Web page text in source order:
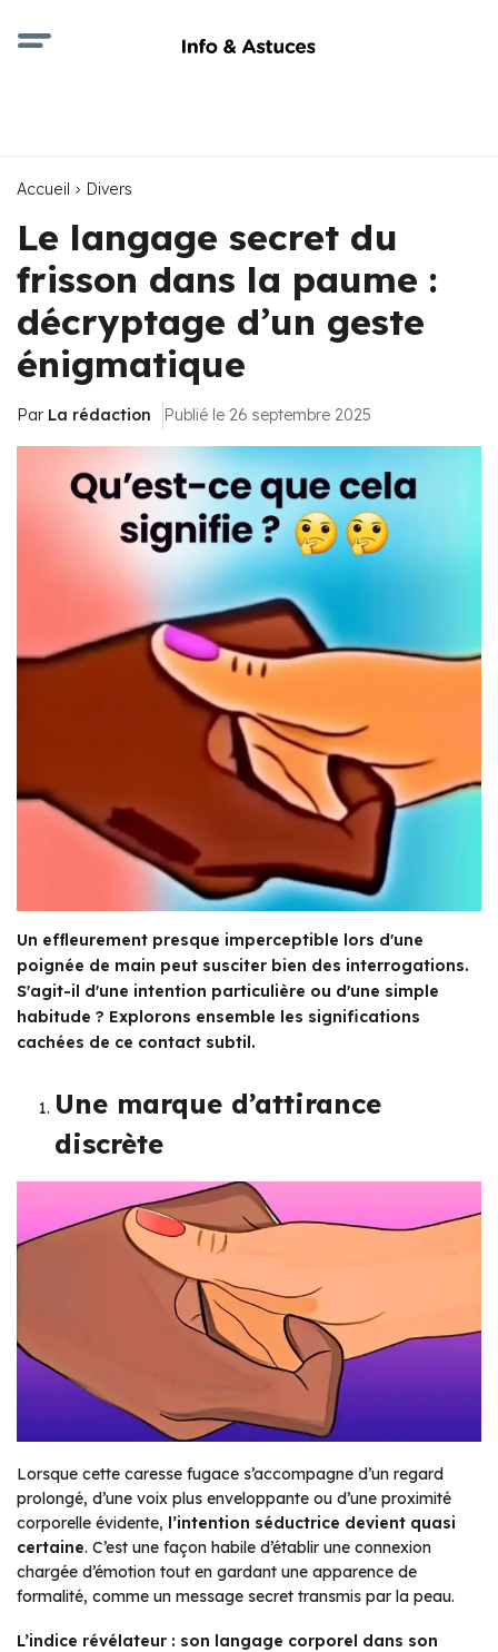
Accueil Divers
Le langage secret du
frisson dans la paume :
décryptage d’un geste
énigmatique
Par La rédaction Publié le 26 septembre 2025
Un effleurement presque imperceptible lors d'une
poignée de main peut susciter bien des interrogations.
S'agit-il d'une intention particulière ou d'une simple
habitude ? Explorons ensemble les significations
cachées de ce contact subtil.
Une marque d’attirance
discrète
Lorsque cette caresse fugace s’accompagne d’un regard
prolongé, d’une voix plus enveloppante ou d’une proximité
corporelle évidente, l’intention séductrice devient quasi
certaine. C’est une façon habile d’établir une connexion
chargée d’émotion tout en gardant une apparence de
formalité, comme un message secret transmis par la peau.
L’indice révélateur : son langage corporel dans son